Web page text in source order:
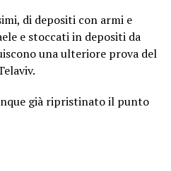
di depositi con armi e
e stoccati in depositi da
una ulteriore prova del
già ripristinato il punto